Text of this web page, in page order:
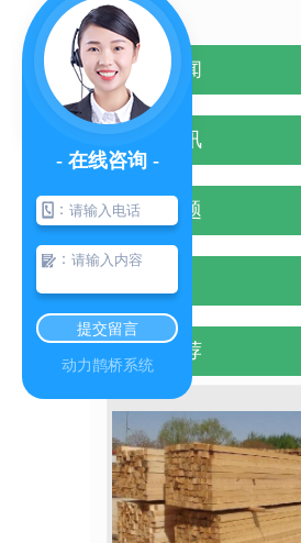
NEWS
企业新闻
行业资讯
常见问题
热门推荐
- 在线咨询 -
：
：
提交留言
动力鹊桥系统